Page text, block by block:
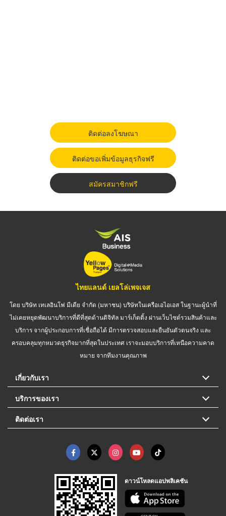
ติดต่อลงโฆษณา
ติดต่อขอเพิ่มข้อมูลธุรกิจฟรี
สมัครสมาชิกฟรี
ไทยแลนด์ เยลโล่เพจเจส
โดย บริษัท เทเลอินโฟ มีเดีย จำกัด (มหาชน) บริษัทในเครือเอไอเอส ในฐานะผู้นำที่
ไม่เคยหยุดพัฒนาบริการที่ดีที่สุดด้านดิจิทัล มาร์เก็ตติ้ง ผ่านเว็บไซต์รวมสินค้าและ
บริการ จากผู้ประกอบการที่เชื่อถือได้ มีการตรวจสอบและยืนยันตัวตนจริง และ
ครอบคลุมทุกหมวดธุรกิจมากที่สุดในประเทศ เราจะมอบบริการที่เหนือความคาด
หมาย จากทีมงานคุณภาพ
เกี่ยวกับเรา
บริการของเรา
ติดต่อเรา
ดาวน์โหลดแอปพลิเคชัน